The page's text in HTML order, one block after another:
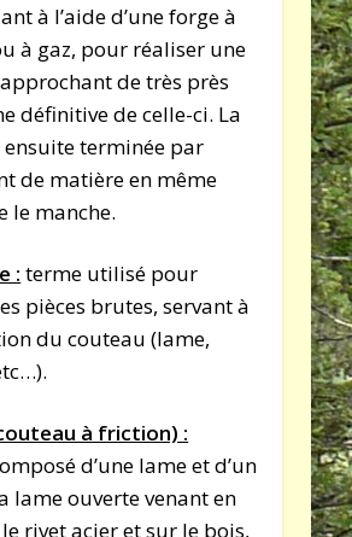
à l’aide d’une forge à
à gaz, pour réaliser une
de très près
définitive de celle-ci. La
ensuite terminée par
de matière en même
le manche.
: terme utilisé pour
pièces brutes, servant à
du couteau (lame,
à friction) :
d’une lame et d’un
lame ouverte venant en
rivet acier et sur le bois,